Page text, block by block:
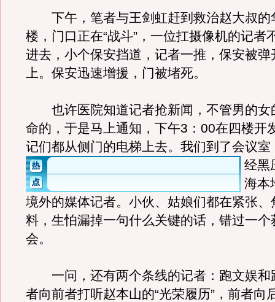
下午，笔者与王剑虹赶到救治赵大叔的
楼，门口正在“战斗”，一位扛摄像机的记者
进去，小个保安挡道，记者一推，保安被弹
上。保安迅速增援，门被堵死。
也许医院知道记者抢新闻，不管男的女
命的，于是马上通知，下午3：00在四楼开
记们都从侧门的电梯上去。 我们到了会议室
经黑
海本
境外的媒体记者。小伙、姑娘们都在紧张、
料，生怕漏掉一句什么关键的话，错过一个
会。
一问，还有两个条线的记者：跑文娱和
者向前者打听赵本山的“光荣履历”，前者向